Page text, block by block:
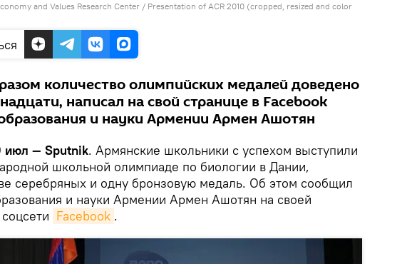
and Values Research Center / Presentation of ACR 2010 (cropped, resized and color
количество олимпийских медалей доведено
написал на свой странице в Facebook
и науки Армении Армен Ашотян
июл — Sputnik. Армянские школьники с успехом выступили
школьной олимпиаде по биологии в Дании,
серебряных и одну бронзовую медаль. Об этом сообщил
и науки Армении Армен Ашотян на своей
Facebook .